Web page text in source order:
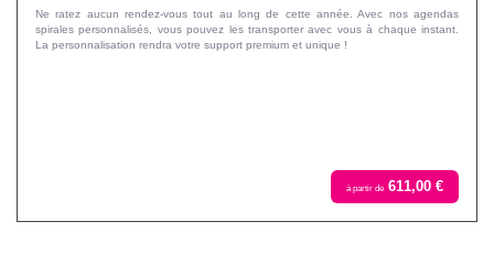
Ne ratez aucun rendez-vous tout au long de cette année. Avec nos agendas
spirales personnalisés, vous pouvez les transporter avec vous à chaque instant.
La personnalisation rendra votre support premium et unique !
à partir de 611,00 €